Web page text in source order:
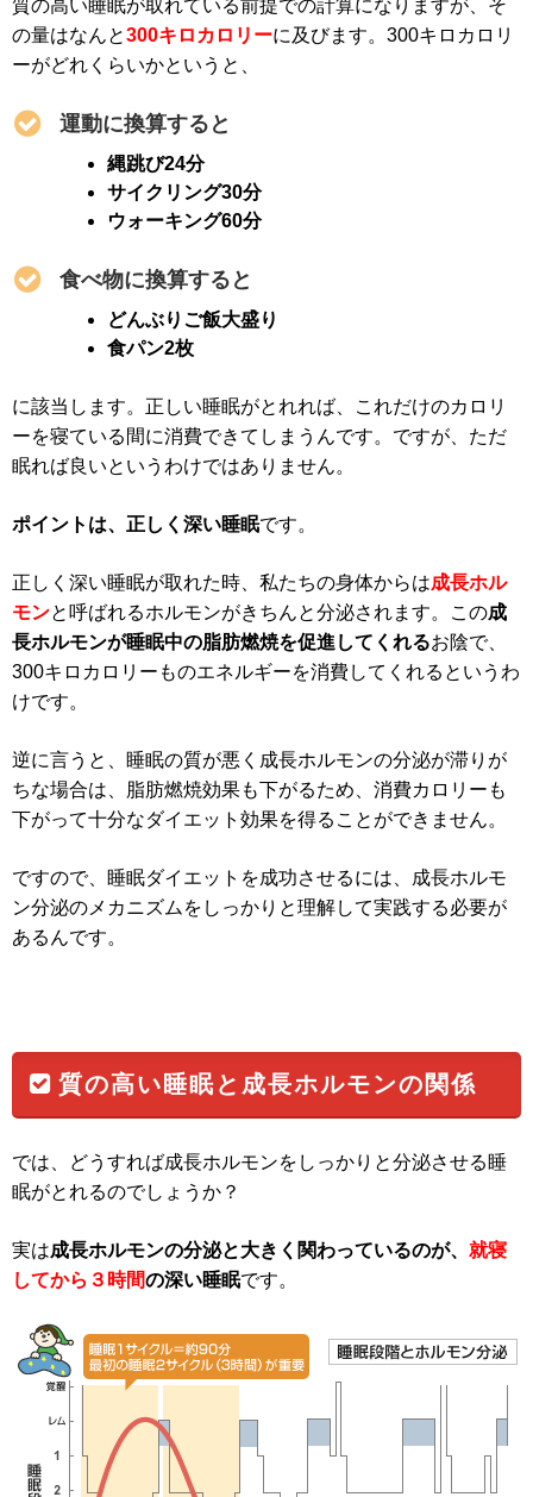
質の高い睡眠が取れている前提での計算になりますが、そ
の量はなんと300キロカロリーに及びます。300キロカロリ
ーがどれくらいかというと、
運動に換算すると
縄跳び24分
サイクリング30分
ウォーキング60分
食べ物に換算すると
どんぶりご飯大盛り
食パン2枚
に該当します。正しい睡眠がとれれば、これだけのカロリ
ーを寝ている間に消費できてしまうんです。ですが、ただ
眠れば良いというわけではありません。
ポイントは、正しく深い睡眠です。
正しく深い睡眠が取れた時、私たちの身体からは成長ホル
モンと呼ばれるホルモンがきちんと分泌されます。この成
長ホルモンが睡眠中の脂肪燃焼を促進してくれるお陰で、
300キロカロリーものエネルギーを消費してくれるというわ
けです。
逆に言うと、睡眠の質が悪く成長ホルモンの分泌が滞りが
ちな場合は、脂肪燃焼効果も下がるため、消費カロリーも
下がって十分なダイエット効果を得ることができません。
ですので、睡眠ダイエットを成功させるには、成長ホルモ
ン分泌のメカニズムをしっかりと理解して実践する必要が
あるんです。
質の高い睡眠と成長ホルモンの関係
では、どうすれば成長ホルモンをしっかりと分泌させる睡
眠がとれるのでしょうか？
実は成長ホルモンの分泌と大きく関わっているのが、 就寝
してから３時間の深い睡眠です。